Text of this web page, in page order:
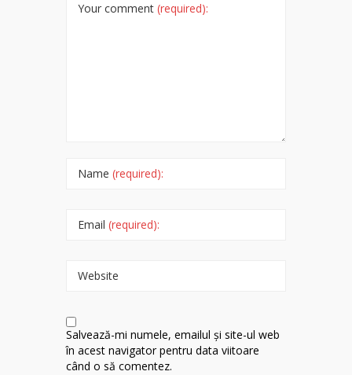
Your comment (required):
Name (required):
Email (required):
Website
Salvează-mi numele, emailul și site-ul web
în acest navigator pentru data viitoare
când o să comentez.